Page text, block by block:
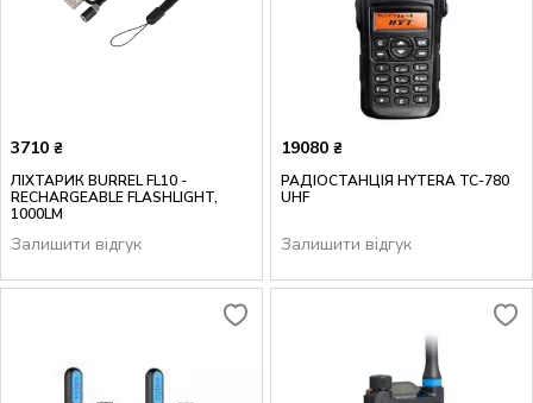
3710 ₴
ЛІХТАРИК BURREL FL10 -
RECHARGEABLE FLASHLIGHT,
1000LM
Залишити відгук
19080 ₴
РАДІОСТАНЦІЯ HYTERA TC-780
UHF
Залишити відгук